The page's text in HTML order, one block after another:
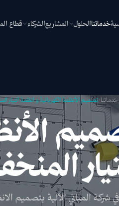
خدماتناالحلول المشاريعالشركاء قطاع
خدماتنا/تصميم الأنظمة الكهربائية و انظمة التيار
شركة المباني الآلية بتصميم